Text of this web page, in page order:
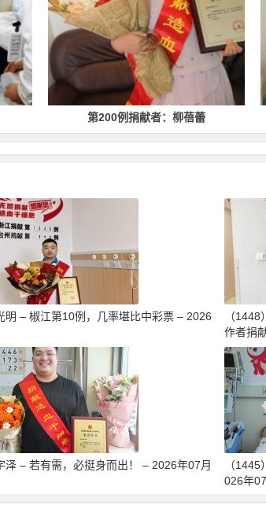
蕾 第500例捐献者：林均
明 – 椒江第10例，几率堪比中彩票 – 2026
（
作者捐
泽 – 若有需，必挺身而出！ – 2026年07月
（
026年